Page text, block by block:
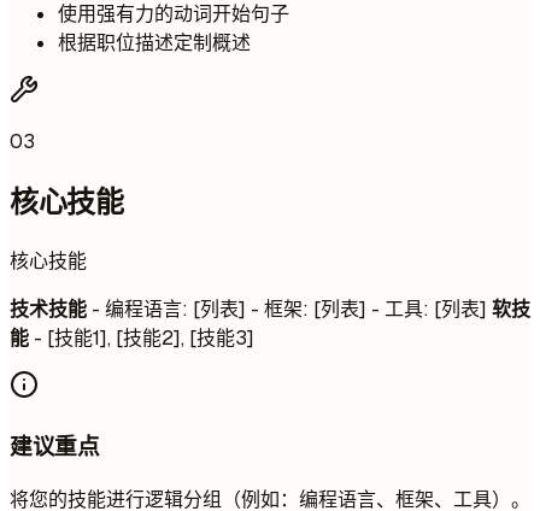
使用强有力的动词开始句子
根据职位描述定制概述
03
核心技能
核心技能
技术技能 - 编程语言: [列表] - 框架: [列表] - 工具: [列表] 软技
能 - [技能1], [技能2], [技能3]
建议重点
将您的技能进行逻辑分组（例如：编程语言、框架、工具）。